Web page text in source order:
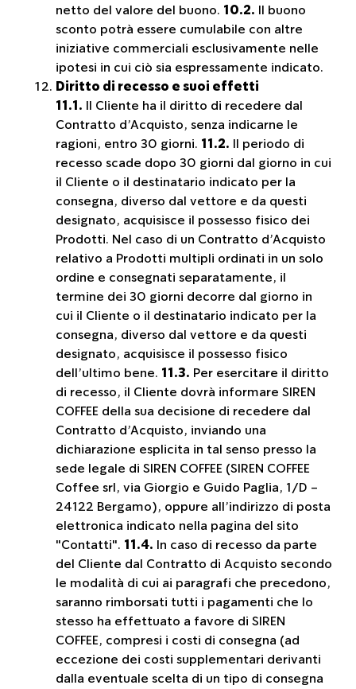
netto del valore del buono. 10.2. Il buono
sconto potrà essere cumulabile con altre
iniziative commerciali esclusivamente nelle
ipotesi in cui ciò sia espressamente indicato.
Diritto di recesso e suoi effetti
11.1. Il Cliente ha il diritto di recedere dal
Contratto d’Acquisto, senza indicarne le
ragioni, entro 30 giorni. 11.2. Il periodo di
recesso scade dopo 30 giorni dal giorno in cui
il Cliente o il destinatario indicato per la
consegna, diverso dal vettore e da questi
designato, acquisisce il possesso fisico dei
Prodotti. Nel caso di un Contratto d’Acquisto
relativo a Prodotti multipli ordinati in un solo
ordine e consegnati separatamente, il
termine dei 30 giorni decorre dal giorno in
cui il Cliente o il destinatario indicato per la
consegna, diverso dal vettore e da questi
designato, acquisisce il possesso fisico
dell’ultimo bene. 11.3. Per esercitare il diritto
di recesso, il Cliente dovrà informare SIREN
COFFEE della sua decisione di recedere dal
Contratto d’Acquisto, inviando una
dichiarazione esplicita in tal senso presso la
sede legale di SIREN COFFEE (SIREN COFFEE
Coffee srl, via Giorgio e Guido Paglia, 1/D -
24122 Bergamo), oppure all’indirizzo di posta
elettronica indicato nella pagina del sito
"Contatti". 11.4. In caso di recesso da parte
del Cliente dal Contratto di Acquisto secondo
le modalità di cui ai paragrafi che precedono,
saranno rimborsati tutti i pagamenti che lo
stesso ha effettuato a favore di SIREN
COFFEE, compresi i costi di consegna (ad
eccezione dei costi supplementari derivanti
dalla eventuale scelta di un tipo di consegna